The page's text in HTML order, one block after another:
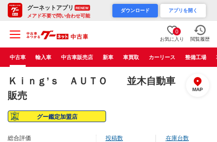
グーネットアプリ RENEW
メアド不要で問い合わせ可能
ダウンロード アプリを開く
0
お気に入り 閲覧履歴
中古車 輸入車 中古車販売店 新車 車買取 カーリース 整備工場
Ｋｉｎｇ’ｓ ＡＵＴＯ 並木自動車
販売
MAP
グー鑑定加盟店
総合評価 投稿数 在庫台数